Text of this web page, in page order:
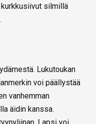
kurkkusiivut silmillä
Lukutoukan
voi päällystää
vanhemman
äidin kanssa.